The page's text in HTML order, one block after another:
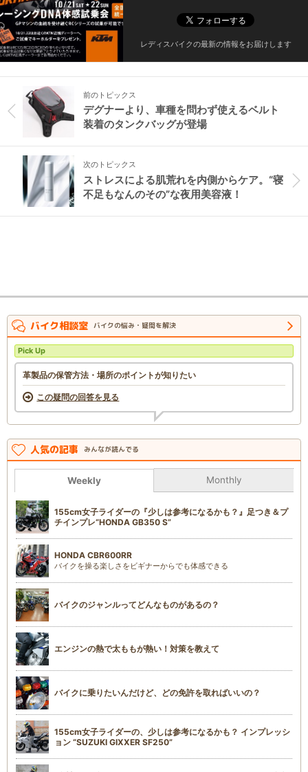
レディスバイクの最新の情報をお届けします
前のトピックス
デグナーより、車種を問わず使えるベルト
装着のタンクバッグが登場
次のトピックス
ストレスによる肌荒れを内側からケア。“寝
不足もなんのその”な夜用美容液！
バイク相談室 バイクの悩み・疑問を解決
Pick Up
革製品の保管方法・場所のポイントが知りたい
この疑問の回答を見る
人気の記事 みんなが読んでる
Weekly Monthly
155cm女子ライダーの『少しは参考になるかも？』足つき＆プ
チインプレ“HONDA GB350 S”
HONDA CBR600RR
バイクを操る楽しさをビギナーからでも体感できる
バイクのジャンルってどんなものがあるの？
エンジンの熱で太ももが熱い！対策を教えて
バイクに乗りたいんだけど、どの免許を取ればいいの？
155cm女子ライダーの、少しは参考になるかも？ インプレッシ
ョン “SUZUKI GIXXER SF250”